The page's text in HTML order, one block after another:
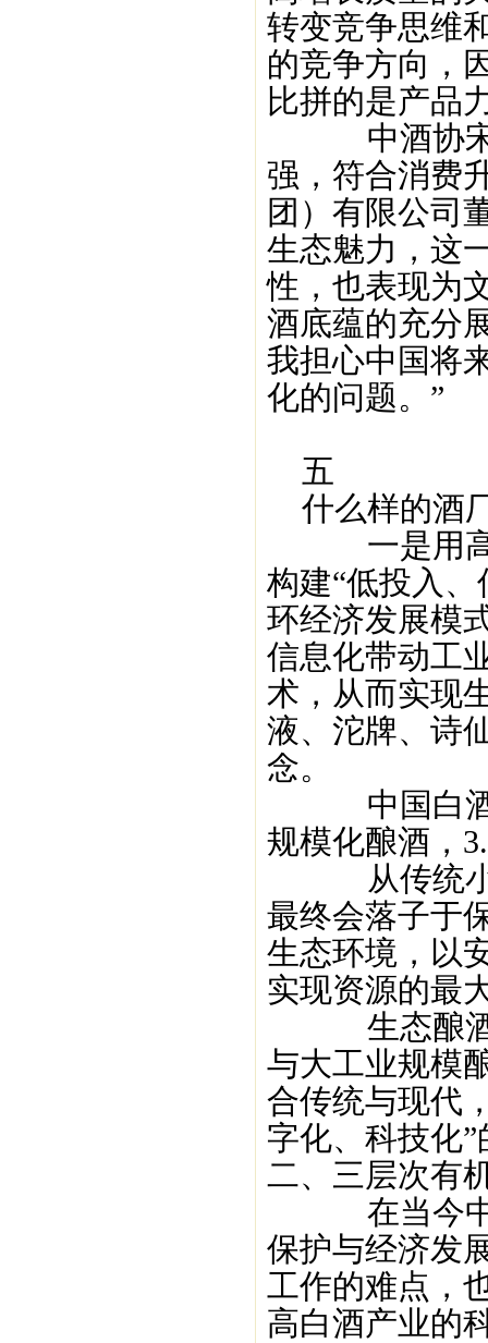
转变竞争思维
的竞争方向，
比拼的是产品
中酒协宋书
强，符合消费
团）有限公司
生态魅力，这
性，也表现为
酒底蕴的充分
我担心中国将
化的问题。”
五
什么样的酒
一是用高新
构建“低投入
环经济发展模
信息化带动工
术，从而实现
液、沱牌、诗
念。
中国白酒的
规模化酿酒，
从传统小作
最终会落子于
生态环境，以
实现资源的最
生态酿酒讲
与大工业规模
合传统与现代
字化、科技化
二、三层次有
在当今中国
保护与经济发
工作的难点，
高白酒产业的